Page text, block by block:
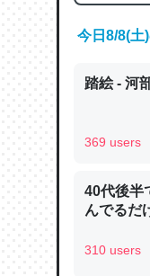
の伏線
やすく強
の600分
─ニュー
今日8/8(土
踏絵 - 河
369 users
40代後半
んでるだ
310 users